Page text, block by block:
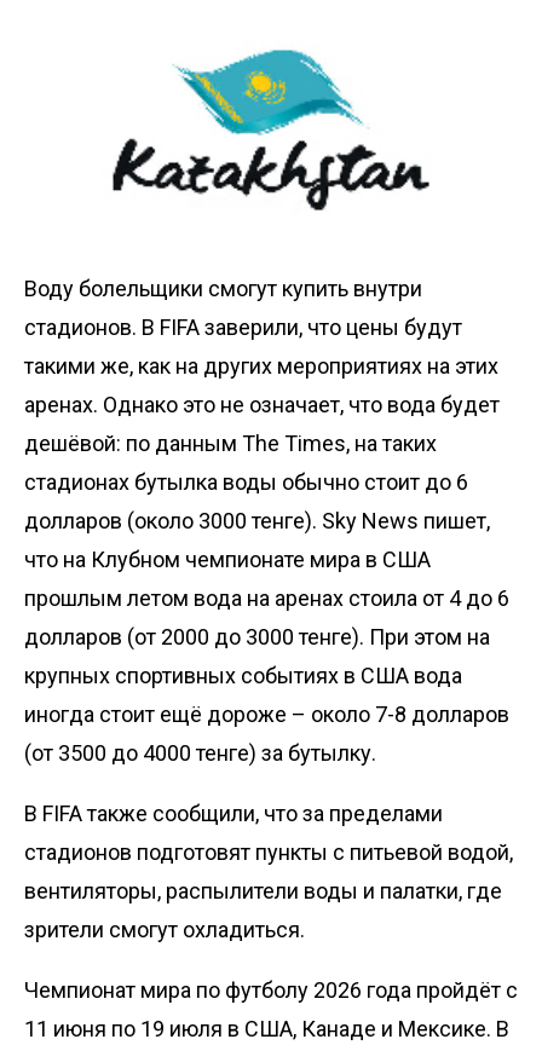
Воду болельщики смогут купить внутри
стадионов. В FIFA заверили, что цены будут
такими же, как на других мероприятиях на этих
аренах. Однако это не означает, что вода будет
дешёвой: по данным The Times, на таких
стадионах бутылка воды обычно стоит до 6
долларов (около 3000 тенге). Sky News пишет,
что на Клубном чемпионате мира в США
прошлым летом вода на аренах стоила от 4 до 6
долларов (от 2000 до 3000 тенге). При этом на
крупных спортивных событиях в США вода
иногда стоит ещё дороже – около 7-8 долларов
(от 3500 до 4000 тенге) за бутылку.
В FIFA также сообщили, что за пределами
стадионов подготовят пункты с питьевой водой,
вентиляторы, распылители воды и палатки, где
зрители смогут охладиться.
Чемпионат мира по футболу 2026 года пройдёт с
11 июня по 19 июля в США, Канаде и Мексике. В